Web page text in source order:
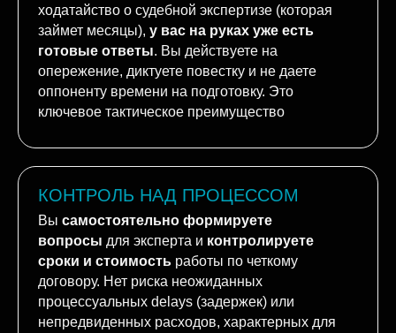
Пока другие только планируют подавать
ходатайство о судебной экспертизе (которая
займет месяцы),у вас на руках уже есть
готовые ответы. Вы действуете на
опережение, диктуете повестку и не даете
оппоненту времени на подготовку. Это
КОНТРОЛЬ НАД ПРОЦЕССОМ
Высамостоятельно формируете
вопросыдля эксперта иконтролируете
сроки и стоимость работы по четкому
договору. Нет риска неожиданных
процессуальных delays (задержек) или